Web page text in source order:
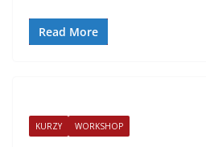
Read More
KURZY WORKSHOP